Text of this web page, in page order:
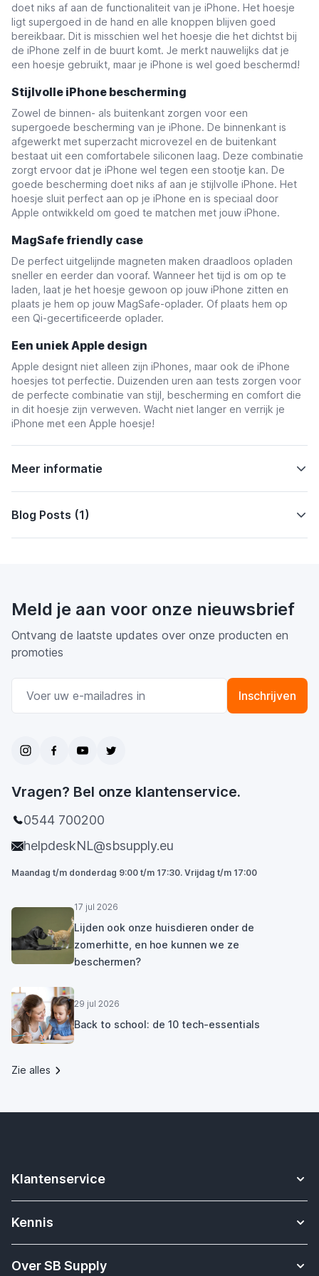
doet niks af aan de functionaliteit van je iPhone. Het hoesje
ligt supergoed in de hand en alle knoppen blijven goed
bereikbaar. Dit is misschien wel het hoesje die het dichtst bij
de iPhone zelf in de buurt komt. Je merkt nauwelijks dat je
een hoesje gebruikt, maar je iPhone is wel goed beschermd!
Stijlvolle iPhone bescherming
Zowel de binnen- als buitenkant zorgen voor een
supergoede bescherming van je iPhone. De binnenkant is
afgewerkt met superzacht microvezel en de buitenkant
bestaat uit een comfortabele siliconen laag. Deze combinatie
zorgt ervoor dat je iPhone wel tegen een stootje kan. De
goede bescherming doet niks af aan je stijlvolle iPhone. Het
hoesje sluit perfect aan op je iPhone en is speciaal door
Apple ontwikkeld om goed te matchen met jouw iPhone.
MagSafe friendly case
De perfect uitgelijnde magneten maken draadloos opladen
sneller en eerder dan vooraf. Wanneer het tijd is om op te
laden, laat je het hoesje gewoon op jouw iPhone zitten en
plaats je hem op jouw MagSafe-oplader. Of plaats hem op
een Qi-gecertificeerde oplader.
Een uniek Apple design
Apple designt niet alleen zijn iPhones, maar ook de iPhone
hoesjes tot perfectie. Duizenden uren aan tests zorgen voor
de perfecte combinatie van stijl, bescherming en comfort die
in dit hoesje zijn verweven. Wacht niet langer en verrijk je
iPhone met een Apple hoesje!
Meer informatie
Blog Posts (1)
Meld je aan voor onze nieuwsbrief
Ontvang de laatste updates over onze producten en
promoties
Inschrijven
Vragen? Bel onze klantenservice.
0544 700200
helpdeskNL@sbsupply.eu
Maandag t/m donderdag 9:00 t/m 17:30. Vrijdag t/m 17:00
17 jul 2026
Lijden ook onze huisdieren onder de
zomerhitte, en hoe kunnen we ze
beschermen?
29 jul 2026
Back to school: de 10 tech-essentials
Zie alles
Klantenservice
Contact
Verzending & bezorging
Kennis
Apple Watch bandjes kennisbank
Over SB Supply